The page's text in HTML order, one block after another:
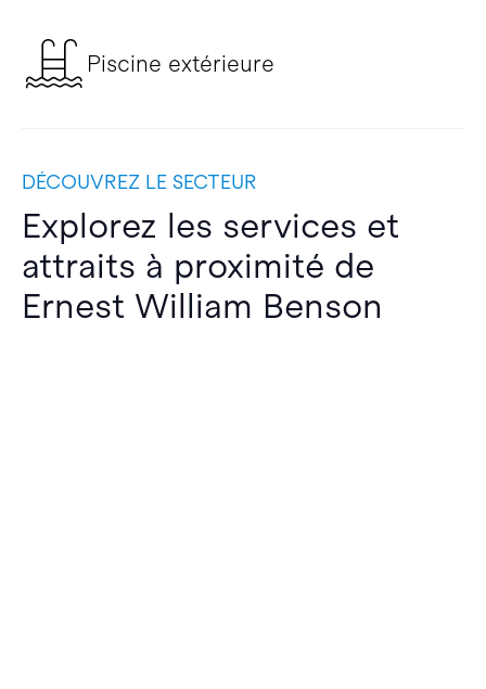
Piscine extérieure
DÉCOUVREZ LE SECTEUR
Explorez les services et
attraits à proximité de
Ernest William Benson